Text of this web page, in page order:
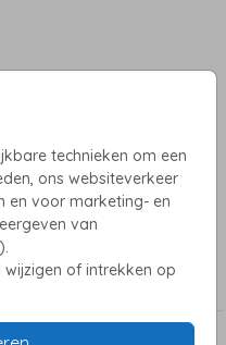
technieken om een
ons websiteverkeer
en voor marketing- en
van
of intrekken op
met plantjes, blaadjes,
dan een mailtje naar